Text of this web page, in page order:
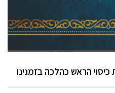
כיסוי הראש כהלכה בזמנינו